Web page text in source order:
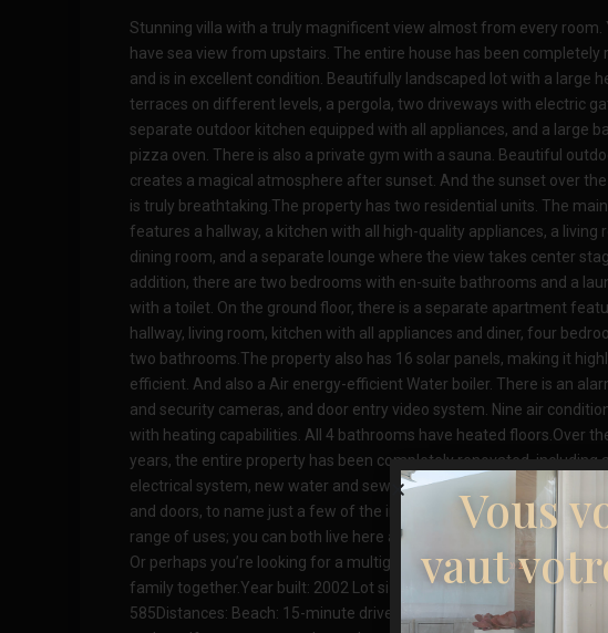
Stunning villa with a truly magnificent view almost from every room.
have sea view from upstairs. The entire house has been completely
and is in excellent condition. Beautifully landscaped lot with a large
terraces on different levels, a pergola, two driveways with electric
separate outdoor kitchen equipped with all appliances, and a large
pizza oven. There is also a private gym with a sauna. Beautiful
creates a magical atmosphere after sunset. And the sunset over
is truly breathtaking.The property has two residential units. The
features a hallway, a kitchen with all high-quality appliances, a living
dining room, and a separate lounge where the view takes center
addition, there are two bedrooms with en-suite bathrooms and a
with a toilet. On the ground floor, there is a separate apartment
hallway, living room, kitchen with all appliances and diner, four
two bathrooms.The property also has 16 solar panels, making it
efficient. And also a Air energy-efficient Water boiler. There is an
and security cameras, and door entry video system. Nine air
with heating capabilities. All 4 bathrooms have heated floors.Over
years, the entire property has been completely renovated, including
electrical system, new water and sewer pipes, and new double-
and doors, to name just a few of the improvements.This property
range of uses; you can both live here and rent it out at the same time
Or perhaps you’re looking for a multigenerational home that can
family together.Year built: 2002 Lot size: 755 m² Built-up area: 422
585Distances: Beach: 15-minute drive Airport: 38-minute drive
Vous
vaut